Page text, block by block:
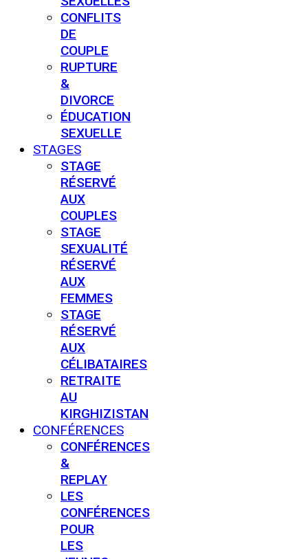
CONFLITS
DE
COUPLE
RUPTURE
&
DIVORCE
ÉDUCATION
SEXUELLE
STAGES
STAGE
RÉSERVÉ
AUX
COUPLES
STAGE
SEXUALITÉ
RÉSERVÉ
AUX
FEMMES
STAGE
RÉSERVÉ
AUX
CÉLIBATAIRES
RETRAITE
AU
KIRGHIZISTAN
CONFÉRENCES
CONFÉRENCES
&
REPLAY
LES
CONFÉRENCES
POUR
LES